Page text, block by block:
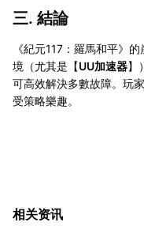
三. 結論
《紀元117：羅馬和平》
境（尤其是【UU加速器】
可高效解決多數故障。玩
受策略樂趣。
相关资讯